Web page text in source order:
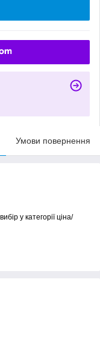
Умови повернення
у категорії ціна/